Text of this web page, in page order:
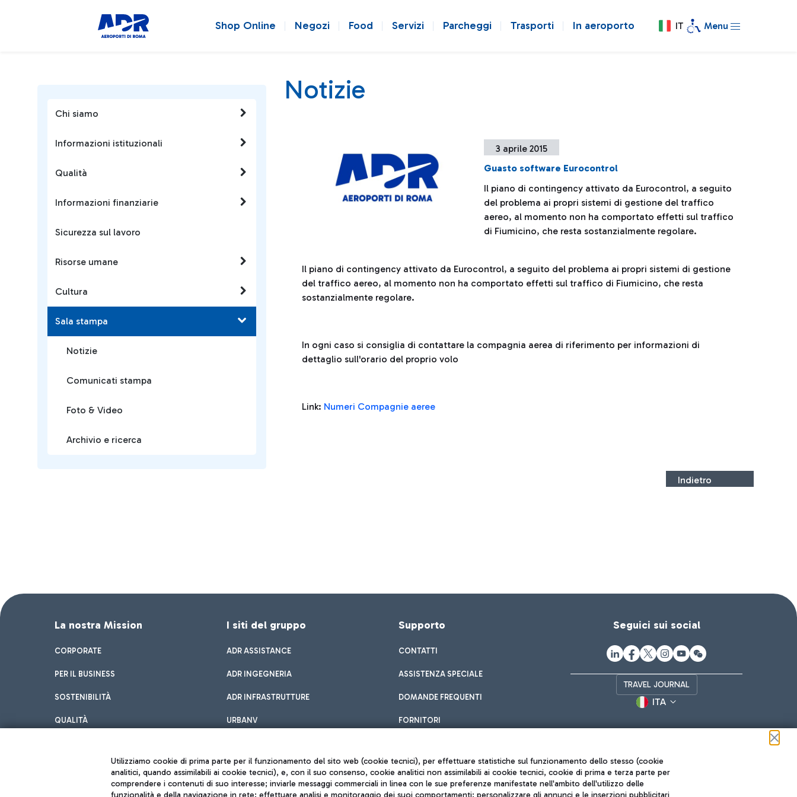
Shop Online Negozi Food Servizi Parcheggi Trasporti In aeroporto IT Menu
Chi siamo
Informazioni istituzionali
Qualità
Informazioni finanziarie
Sicurezza sul lavoro
Risorse umane
Cultura
Sala stampa
Notizie
Comunicati stampa
Foto & Video
Archivio e ricerca
Notizie
3 aprile 2015
Guasto software Eurocontrol
Il piano di contingency attivato da Eurocontrol, a seguito
del problema ai propri sistemi di gestione del traffico
aereo, al momento non ha comportato effetti sul traffico
di Fiumicino, che resta sostanzialmente regolare.
Il piano di contingency attivato da Eurocontrol, a seguito del problema ai propri sistemi di gestione
del traffico aereo, al momento non ha comportato effetti sul traffico di Fiumicino, che resta
sostanzialmente regolare.
In ogni caso si consiglia di contattare la compagnia aerea di riferimento per informazioni di
dettaglio sull'orario del proprio volo
Link: Numeri Compagnie aeree
Indietro
La nostra Mission
CORPORATE
PER IL BUSINESS
SOSTENIBILITÀ
QUALITÀ
I siti del gruppo
ADR ASSISTANCE
ADR INGEGNERIA
ADR INFRASTRUTTURE
URBANV
Supporto
CONTATTI
ASSISTENZA SPECIALE
DOMANDE FREQUENTI
FORNITORI
Seguici sui social
TRAVEL JOURNAL
ITA
Utilizziamo cookie di prima parte per il funzionamento del sito web (cookie tecnici), per effettuare statistiche sul funzionamento dello stesso (cookie
analitici, quando assimilabili ai cookie tecnici), e, con il suo consenso, cookie analitici non assimilabili ai cookie tecnici, cookie di prima e terza parte per
comprendere i contenuti di suo interesse; inviarle messaggi commerciali in linea con le sue preferenze manifestate nell'ambito dell'utilizzo delle
funzionalità e della navigazione in rete; effettuare analisi e monitoraggio dei suoi comportamenti; personalizzare gli annunci e le inserzioni pubblicitari